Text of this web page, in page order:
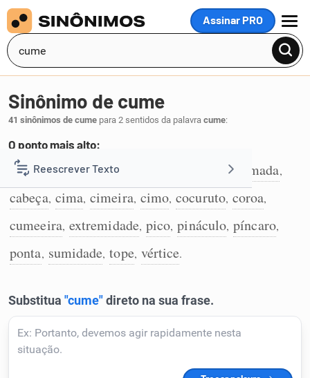
Assinar PRO
MENU
Reescrever Texto
Resumir Texto
Corrigir Texto
Humanizador de IA
Sinônimo de cume
41 sinônimos de cume para 2 sentidos da palavra cume:
O ponto mais alto:
1 acume,topo,crista assomada,
cabeça, cima, cimeira, cimo, cocuruto, coroa,
cumeeira, extremidade, pico, pináculo, píncaro,
ponta, sumidade, tope, vértice.